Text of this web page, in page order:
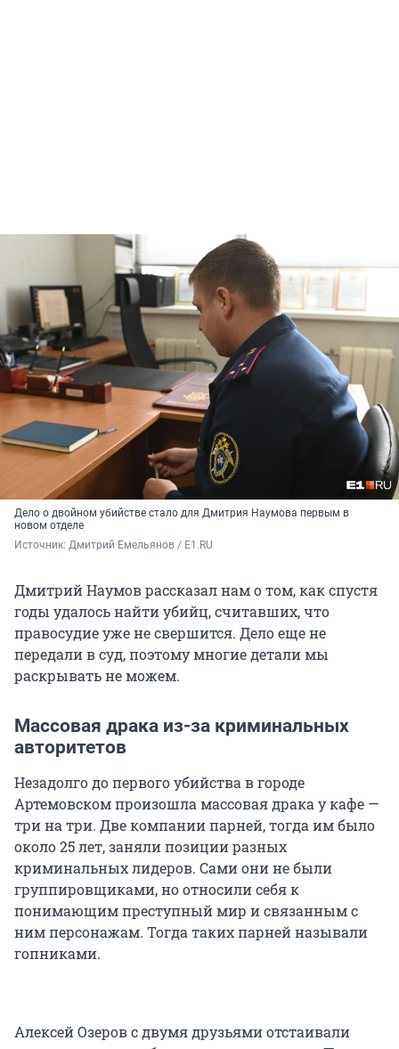
Дело о двойном убийстве стало для Дмитрия Наумова первым в
новом отделе
Источник: Дмитрий Емельянов / E1.RU
Дмитрий Наумов рассказал нам о том, как спустя
годы удалось найти убийц, считавших, что
правосудие уже не свершится. Дело еще не
передали в суд, поэтому многие детали мы
раскрывать не можем.
Массовая драка из-за криминальных
авторитетов
Незадолго до первого убийства в городе
Артемовском произошла массовая драка у кафе —
три на три. Две компании парней, тогда им было
около25 лет, заняли позиции разных
криминальных лидеров. Сами они не были
группировщиками, но относили себя к
понимающим преступный мир и связанным с
ним персонажам. Тогда таких парней называли
гопниками.
Алексей Озеров с двумя друзьями отстаивали